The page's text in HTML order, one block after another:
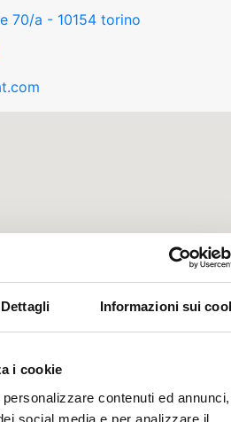
Dettagli Informazioni sui
i cookie
contenuti ed annunci,
social media e per analizzare il
70/a - 10154 torino
Iscriviti alla nostra newsletter e
10% di sconto sul tuo prossimo
solo per un periodo limitato.